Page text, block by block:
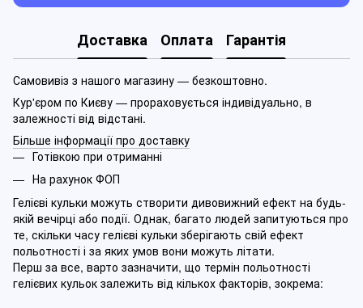
Доставка Оплата Гарантія
Самовивіз з нашого магазину — безкоштовно.
Кур'єром по Києву — прораховується індивідуально, в
залежності від відстані.
Більше інформації про доставку
Готівкою при отриманні
На рахунок ФОП
Гелієві кульки можуть створити дивовижний ефект на будь-
якій вечірці або події. Однак, багато людей запитуються про
те, скільки часу гелієві кульки зберігають свій ефект
польотності і за яких умов вони можуть літати.
Перш за все, варто зазначити, що термін польотності
гелієвих кульок залежить від кількох факторів, зокрема: